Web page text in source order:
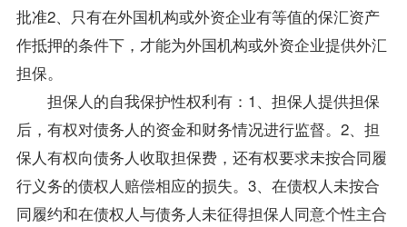
批准2、只有在外国机构或外资企业有等值的保汇资产
作抵押的条件下，才能为外国机构或外资企业提供外汇
担保。
担保人的自我保护性权利有：1、担保人提供担保
后，有权对债务人的资金和财务情况进行监督。2、担
保人有权向债务人收取担保费，还有权要求未按合同履
行义务的债权人赔偿相应的损失。3、在债权人未按合
同履约和在债权人与债务人未征得担保人同意个性主合